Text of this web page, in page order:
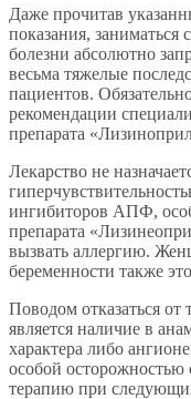
Даже прочитав
показания, заниматься
болезни абсолютно
весьма тяжелые
пациентов.
рекомендации
препарата
Лекарство не
ингибиторов АПФ,
препарата
вызвать аллергию.
беременности также
Поводом отказаться
является наличие в
характера либо
особой
терапию при